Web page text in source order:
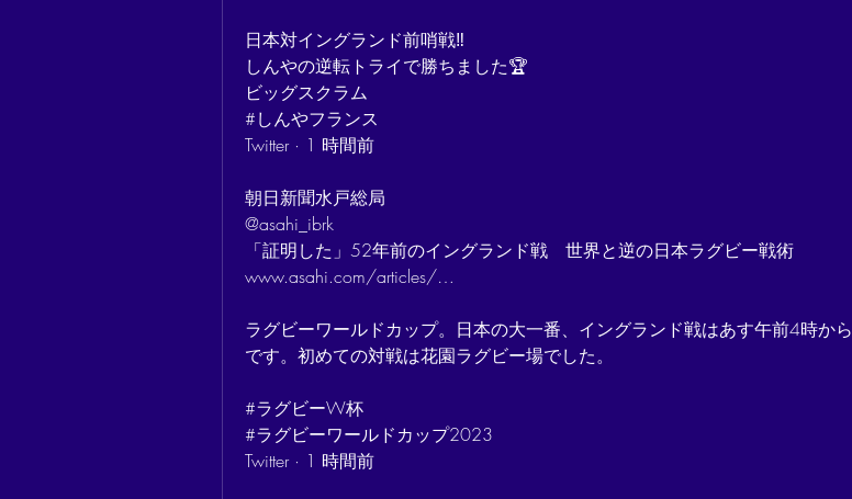
日本対イングランド前哨戦‼️
しんやの逆転トライで勝ちました🏆
ビッグスクラム
#しんやフランス
Twitter · 1 時間前
朝日新聞水戸総局
@asahi_ibrk
「証明した」52年前のイングランド戦　世界と逆の日本ラグビー戦術
www.asahi.com/articles/…
ラグビーワールドカップ。日本の大一番、イングランド戦はあす午前4時から
です。初めての対戦は花園ラグビー場でした。
#ラグビーW杯
#ラグビーワールドカップ2023
Twitter · 1 時間前